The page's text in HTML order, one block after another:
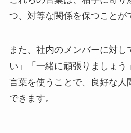
つ、対等な関係を保つことが
また、社内のメンバーに対し
い」「一緒に頑張りましょう
言葉を使うことで、良好な人
できます。